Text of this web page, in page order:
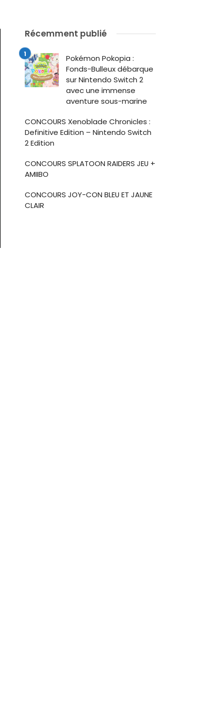
Récemment publié
Pokémon Pokopia :
Fonds-Bulleux débarque
sur Nintendo Switch 2
avec une immense
aventure sous-marine
CONCOURS Xenoblade Chronicles :
Definitive Edition – Nintendo Switch
2 Edition
CONCOURS SPLATOON RAIDERS JEU +
AMIIBO
CONCOURS JOY-CON BLEU ET JAUNE
CLAIR